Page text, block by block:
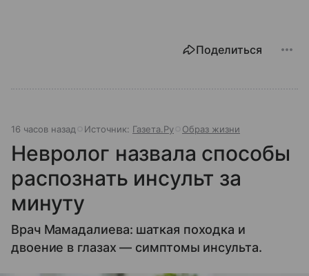
Поделиться
16 часов назад Источник: Газета.Ру Образ жизни
Невролог назвала способы
распознать инсульт за
минуту
Врач Мамадалиева: шаткая походка и
двоение в глазах — симптомы инсульта.